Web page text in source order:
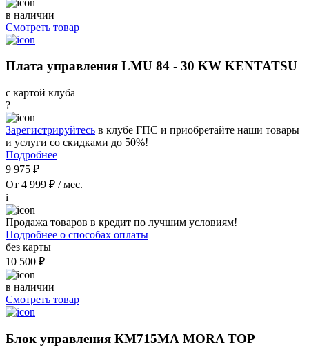
в наличии
Смотреть товар
Плата управления LMU 84 - 30 KW KENTATSU
с картой клуба
?
Зарегистрируйтесь в клубе ГПС и приобретайте наши товары
и услуги со скидками до 50%!
Подробнее
9 975 ₽
От 4 999 ₽ / мес.
i
Продажа товаров в кредит по лучшим условиям!
Подробнее о способах оплаты
без карты
10 500 ₽
в наличии
Смотреть товар
Блок управления КМ715МА MORA TOP